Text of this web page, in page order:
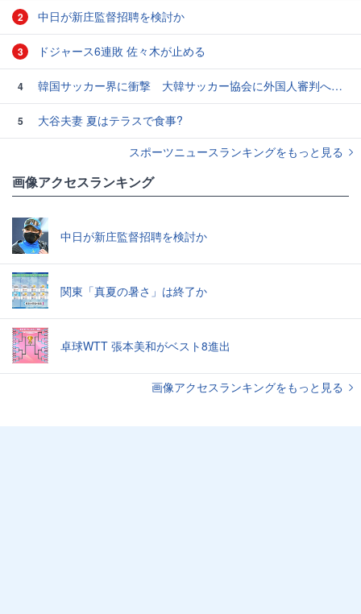
2 中日が新庄監督招聘を検討か
3 ドジャース6連敗 佐々木が止める
4 韓国サッカー界に衝撃 大韓サッカー協会に外国人審判への“性的接待”疑惑 韓国メディアが報道
5
大谷夫妻 夏はテラスで食事?
スポーツニュースランキングをもっと見る
画像アクセスランキング
中日が新庄監督招聘を検討か
関東「真夏の暑さ」は終了か
卓球WTT 張本美和がベスト8進出
画像アクセスランキングをもっと見る